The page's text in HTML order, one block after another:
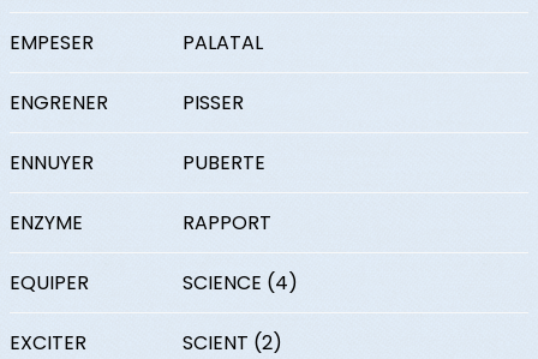
EMPESER PALATAL
ENGRENER PISSER
ENNUYER PUBERTE
ENZYME RAPPORT
EQUIPER SCIENCE (4)
EXCITER SCIENT (2)